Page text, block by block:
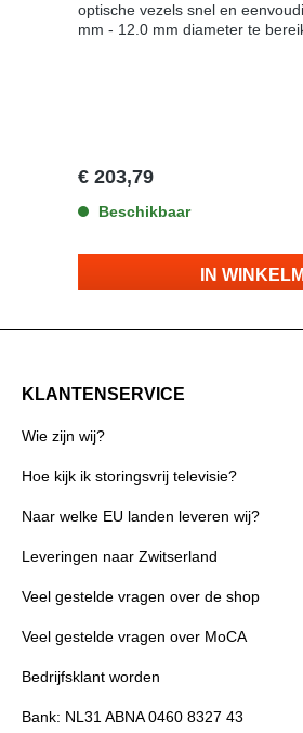
optische vezels snel en
mm - 12.0 mm diameter te
MS-426 geeft de locatie van het
aanSluit en vergrendel het
€ 203,79
Beschikbaar
IN
KLANTENSERVICE
Wie zijn wij?
Hoe kijk ik storingsvrij televisie?
Naar welke EU landen leveren wij?
Leveringen naar Zwitserland
Veel gestelde vragen over de shop
Veel gestelde vragen over MoCA
Bedrijfsklant worden
Bank: NL31 ABNA 0460 8327 43